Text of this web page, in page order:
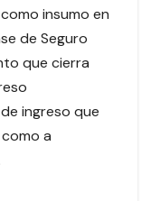
insumo en
de Seguro
que cierra
ingreso que
a